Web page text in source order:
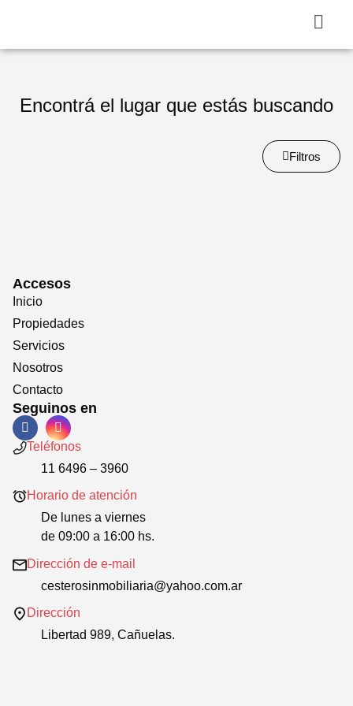
Encontrá el lugar que estás buscando
Filtros
Accesos
Inicio
Propiedades
Servicios
Nosotros
Contacto
Seguinos en
Teléfonos
11 6496 – 3960
Horario de atención
De lunes a viernes
de 09:00 a 16:00 hs.
Dirección de e-mail
cesterosinmobiliaria@yahoo.com.ar
Dirección
Libertad 989, Cañuelas.